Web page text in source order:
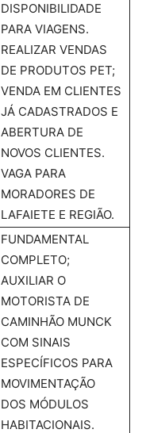
DISPONIBILIDADE
PARA VIAGENS.
REALIZAR VENDAS
DE PRODUTOS PET;
VENDA EM CLIENTES
JÁ CADASTRADOS E
ABERTURA DE
NOVOS CLIENTES.
VAGA PARA
MORADORES DE
LAFAIETE E REGIÃO.
FUNDAMENTAL
COMPLETO;
AUXILIAR O
MOTORISTA DE
CAMINHÃO MUNCK
COM SINAIS
ESPECÍFICOS PARA
MOVIMENTAÇÃO
DOS MÓDULOS
HABITACIONAIS.